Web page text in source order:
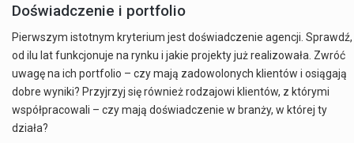
Doświadczenie i portfolio
Pierwszym istotnym kryterium jest doświadczenie agencji. Sprawdź,
od ilu lat funkcjonuje na rynku i jakie projekty już realizowała. Zwróć
uwagę na ich portfolio – czy mają zadowolonych klientów i osiągają
dobre wyniki? Przyjrzyj się również rodzajowi klientów, z którymi
współpracowali – czy mają doświadczenie w branży, w której ty
działa?